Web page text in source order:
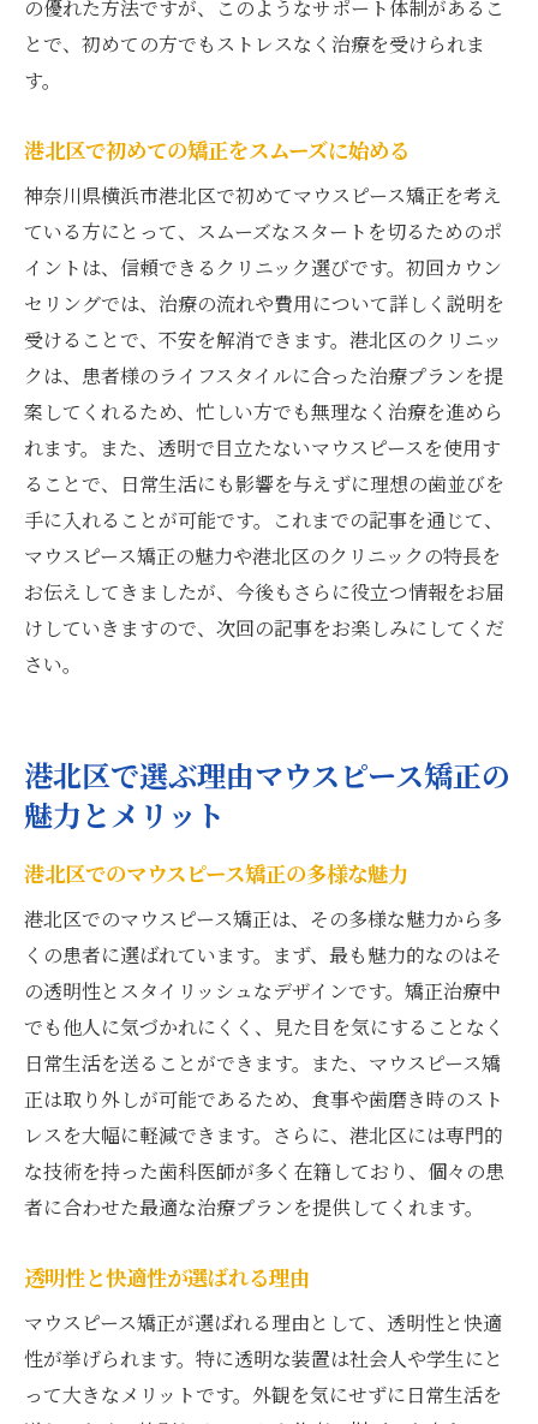
の優れた方法ですが、このようなサポート体制があるこ
とで、初めての方でもストレスなく治療を受けられま
す。
港北区で初めての矯正をスムーズに始める
神奈川県横浜市港北区で初めてマウスピース矯正を考え
ている方にとって、スムーズなスタートを切るためのポ
イントは、信頼できるクリニック選びです。初回カウン
セリングでは、治療の流れや費用について詳しく説明を
受けることで、不安を解消できます。港北区のクリニッ
クは、患者様のライフスタイルに合った治療プランを提
案してくれるため、忙しい方でも無理なく治療を進めら
れます。また、透明で目立たないマウスピースを使用す
ることで、日常生活にも影響を与えずに理想の歯並びを
手に入れることが可能です。これまでの記事を通じて、
マウスピース矯正の魅力や港北区のクリニックの特長を
お伝えしてきましたが、今後もさらに役立つ情報をお届
けしていきますので、次回の記事をお楽しみにしてくだ
さい。
港北区で選ぶ理由マウスピース矯正の
魅力とメリット
港北区でのマウスピース矯正の多様な魅力
港北区でのマウスピース矯正は、その多様な魅力から多
くの患者に選ばれています。まず、最も魅力的なのはそ
の透明性とスタイリッシュなデザインです。矯正治療中
でも他人に気づかれにくく、見た目を気にすることなく
日常生活を送ることができます。また、マウスピース矯
正は取り外しが可能であるため、食事や歯磨き時のスト
レスを大幅に軽減できます。さらに、港北区には専門的
な技術を持った歯科医師が多く在籍しており、個々の患
者に合わせた最適な治療プランを提供してくれます。
透明性と快適性が選ばれる理由
マウスピース矯正が選ばれる理由として、透明性と快適
性が挙げられます。特に透明な装置は社会人や学生にと
って大きなメリットです。外観を気にせずに日常生活を